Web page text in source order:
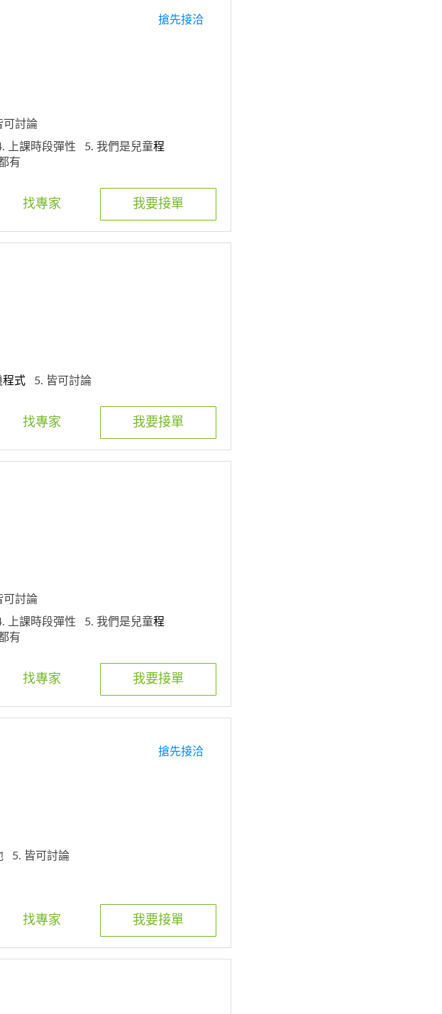
搶先接洽
可討論
上課時段彈性 5. 我們是兒童程
有
我要接單
找專家
程式 5. 皆可討論
我要接單
找專家
可討論
上課時段彈性 5. 我們是兒童程
有
我要接單
找專家
搶先接洽
5. 皆可討論
我要接單
找專家